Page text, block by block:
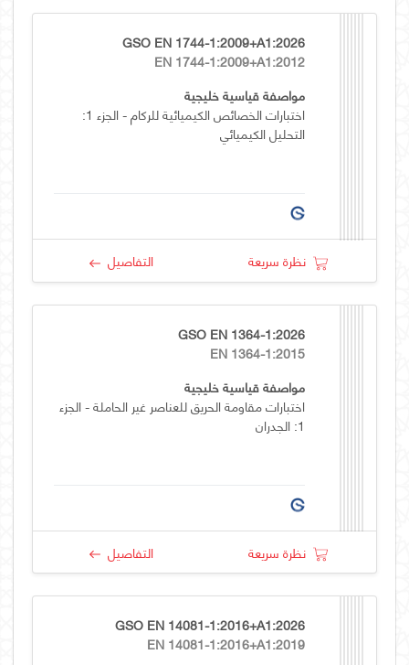
GSO EN 1744-1:2009+A1:2026
EN 1744-1:2009+A1:2012
مواصفة قياسية خليجية
اختبارات الخصائص الكيميائية للركام - الجزء 1:
التحليل الكيميائي
نظرة سريعة التفاصيل
GSO EN 1364-1:2026
EN 1364-1:2015
مواصفة قياسية خليجية
اختبارات مقاومة الحريق للعناصر غير الحاملة - الجزء
1: الجدران
نظرة سريعة التفاصيل
GSO EN 14081-1:2016+A1:2026
EN 14081-1:2016+A1:2019